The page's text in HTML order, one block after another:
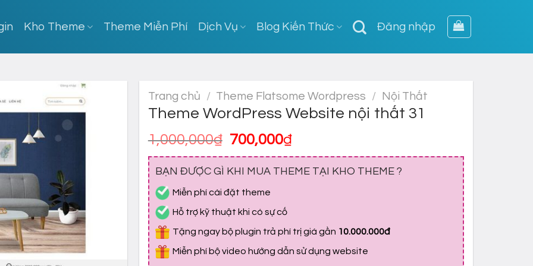
Kho Theme Theme Miễn Phí Dịch Vụ Blog Kiến Thức Đăng nhập
Trang chủ / Theme Flatsome Wordpress / Nội Thất
Theme WordPress Website nội thất 31
1,000,000₫ Giá
gốc
là:
700,000₫Giá
hiện
tại
BẠN ĐƯỢC GÌ KHI MUA THEME TẠI KHO THEME ?
Miễn phí cài đặt theme
Hỗ trợ kỹ thuật khi có sự cố
Tặng ngay bộ plugin trả phí trị giá gần 10.000.000đ
Miễn phí bộ video hướng dẫn sử dụng website